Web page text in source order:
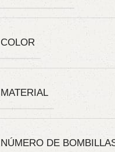
COLOR
MATERIAL
NÚMERO DE